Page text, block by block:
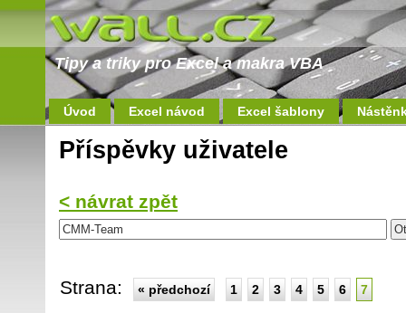
Tipy a triky pro Excel a makra VBA
Úvod Excel návod Excel šablony
Příspěvky uživatele
< návrat zpět
Strana: « předchozí 1 2 3 4 5 6 7